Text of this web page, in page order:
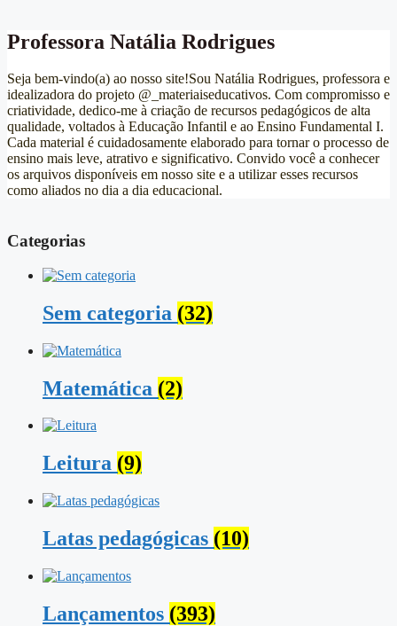
Professora Natália Rodrigues
Seja bem-vindo(a) ao nosso site!Sou Natália Rodrigues, professora e
idealizadora do projeto @_materiaiseducativos. Com compromisso e
criatividade, dedico-me à criação de recursos pedagógicos de alta
qualidade, voltados à Educação Infantil e ao Ensino Fundamental I.
Cada material é cuidadosamente elaborado para tornar o processo de
ensino mais leve, atrativo e significativo. Convido você a conhecer
os arquivos disponíveis em nosso site e a utilizar esses recursos
como aliados no dia a dia educacional.
Categorias
Sem categoria (32)
Matemática (2)
Leitura (9)
Latas pedagógicas (10)
Lançamentos (393)